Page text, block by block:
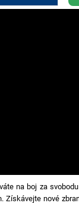
na boj za
nové